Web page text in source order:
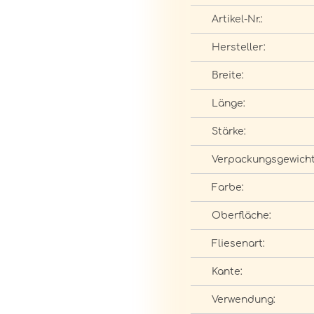
Artikel-Nr.:
Hersteller:
Breite:
Länge:
Stärke:
Farbe:
Oberfläche:
Fliesenart:
Kante:
Verwendung: